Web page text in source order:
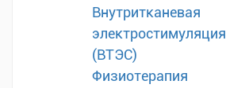
Внутритканевая
электростимуляция
(ВТЭС)
Физиотерапия